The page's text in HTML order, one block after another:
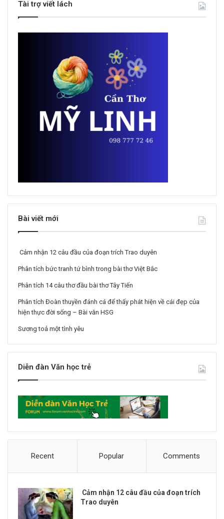
Tài trợ viết lách
Bài viết mới
Cảm nhận 12 câu đầu của đoạn trích Trao duyên
Phân tích bức tranh tứ bình trong bài thơ Việt Bắc
Phân tích 14 câu thơ đầu bài thơ Tây Tiến
Phân tích Đoàn thuyền đánh cá để thấy phát hiện về cái đẹp của
hiện thực đời sống – Bài văn HSG
Sương toả một tình yêu
Diễn đàn Văn học trẻ
Recent Popular Comments
Cảm nhận 12 câu đầu của đoạn trích
Trao duyên